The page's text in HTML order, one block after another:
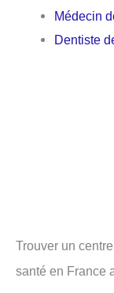
Médecin
Dentiste
Trouver un
santé en France